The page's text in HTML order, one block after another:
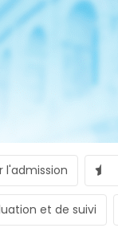
l'admission
et de suivi